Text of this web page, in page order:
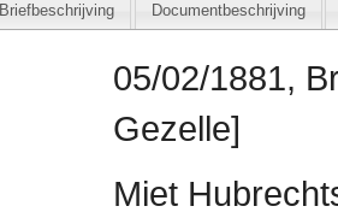
Briefbeschrijving Documentbeschrijving
05/02/1881,
Gezelle]
Miet